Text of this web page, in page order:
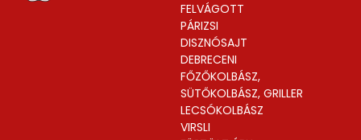
FELVÁGOTT
PÁRIZSI
DISZNÓSAJT
DEBRECENI
FŐZŐKOLBÁSZ,
SÜTŐKOLBÁSZ, GRILLER
LECSÓKOLBÁSZ
VIRSLI